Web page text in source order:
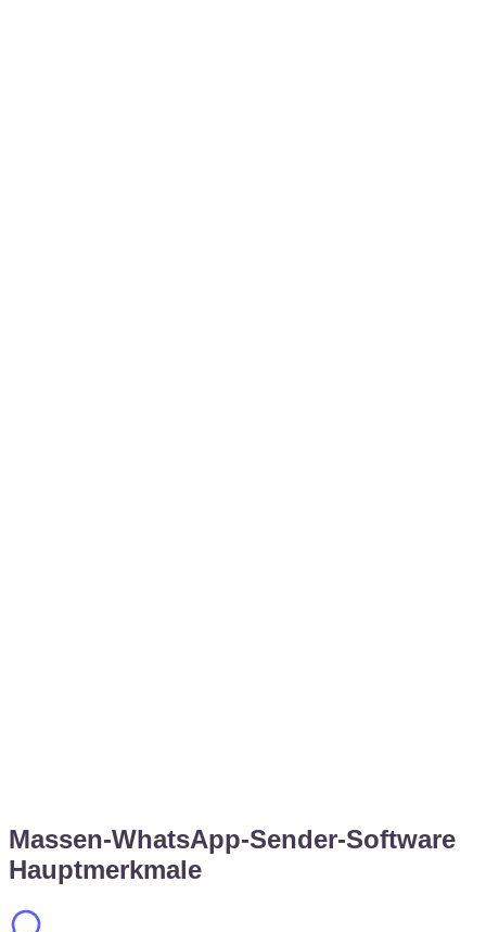
Massen-WhatsApp-Sender-Software
Hauptmerkmale